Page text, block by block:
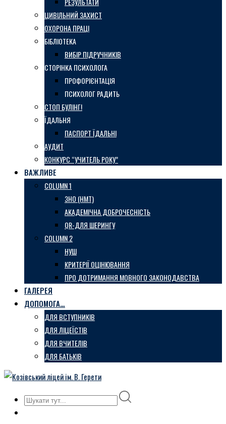
ЦИВІЛЬНИЙ ЗАХИСТ
ОХОРОНА ПРАЦІ
БІБЛІОТЕКА
ВИБІР ПІДРУЧНИКІВ
СТОРІНКА ПСИХОЛОГА
ПРОФОРІЄНТАЦІЯ
ПСИХОЛОГ РАДИТЬ
СТОП БУЛІНГ!
ЇДАЛЬНЯ
ПАСПОРТ ЇДАЛЬНІ
АУДИТ
КОНКУРС “УЧИТЕЛЬ РОКУ”
ВАЖЛИВЕ
COLUMN 1
ЗНО (НМТ)
АКАДЕМІЧНА ДОБРОЧЕСНІСТЬ
QR-ДЛЯ ШЕРИНГУ
COLUMN 2
НУШ
КРИТЕРІЇ ОЦІНЮВАННЯ
ПРО ДОТРИМАННЯ МОВНОГО ЗАКОНОДАВСТВА
ГАЛЕРЕЯ
ДОПОМОГА…
ДЛЯ ВСТУПНИКІВ
ДЛЯ ЛІЦЕЇСТІВ
ДЛЯ ВЧИТЕЛІВ
ДЛЯ БАТЬКІВ